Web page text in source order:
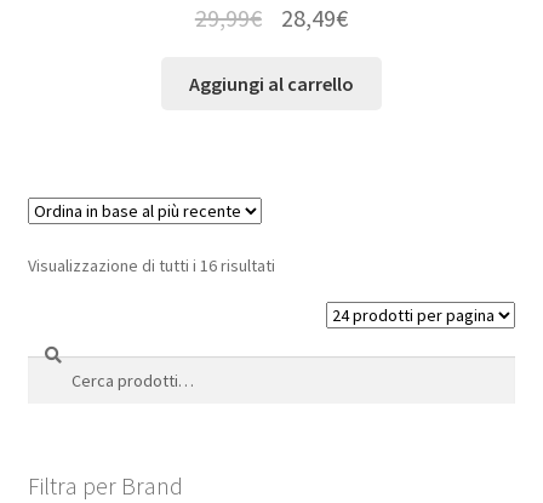
29,99€ 28,49€
Aggiungi al carrello
Visualizzazione di tutti i 16 risultati
Cerca:
Filtra per Brand